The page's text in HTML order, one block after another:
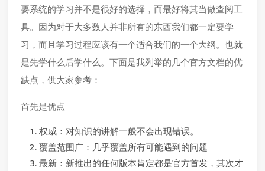
要系统的学习并不是很好的选择，而最好将其当做查阅工
具。因为对于大多数人并非所有的东西我们都一定要学
习，而且学习过程应该有一个适合我们的一个大纲。也就
是先学什么后学什么。下面是我列举的几个官方文档的优
缺点，供大家参考：
首先是优点
权威：对知识的讲解一般不会出现错误。
覆盖范围广：几乎覆盖所有可能遇到的问题
最新：新推出的任何版本肯定都是官方首发，其次才